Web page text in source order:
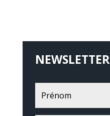
NEWSLETTER